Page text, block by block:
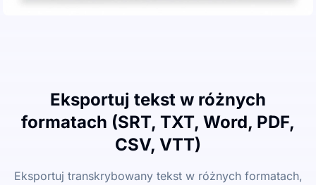
Eksportuj tekst w różnych
formatach (SRT, TXT, Word, PDF,
CSV, VTT)
Eksportuj transkrybowany tekst w różnych formatach,